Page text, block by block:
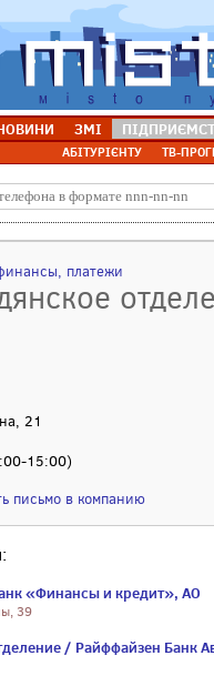
ЗМІ
АБІТУРІЄНТУ ТВ-
платежи
21
15:00)
письмо в компанию
«Финансы и кредит», АО
39
/ Райффайзен Банк